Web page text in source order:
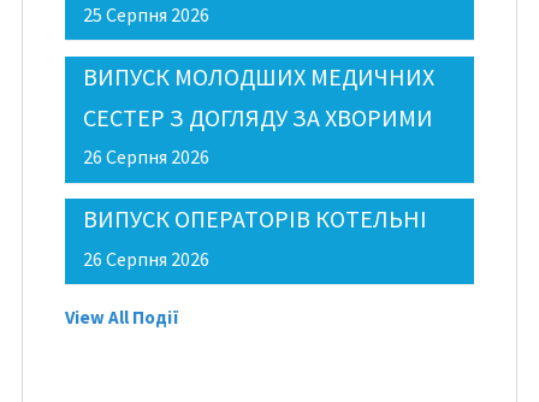
25 Серпня 2026
ВИПУСК МОЛОДШИХ МЕДИЧНИХ
СЕСТЕР З ДОГЛЯДУ ЗА ХВОРИМИ
26 Серпня 2026
ВИПУСК ОПЕРАТОРІВ КОТЕЛЬНІ
26 Серпня 2026
View All Події